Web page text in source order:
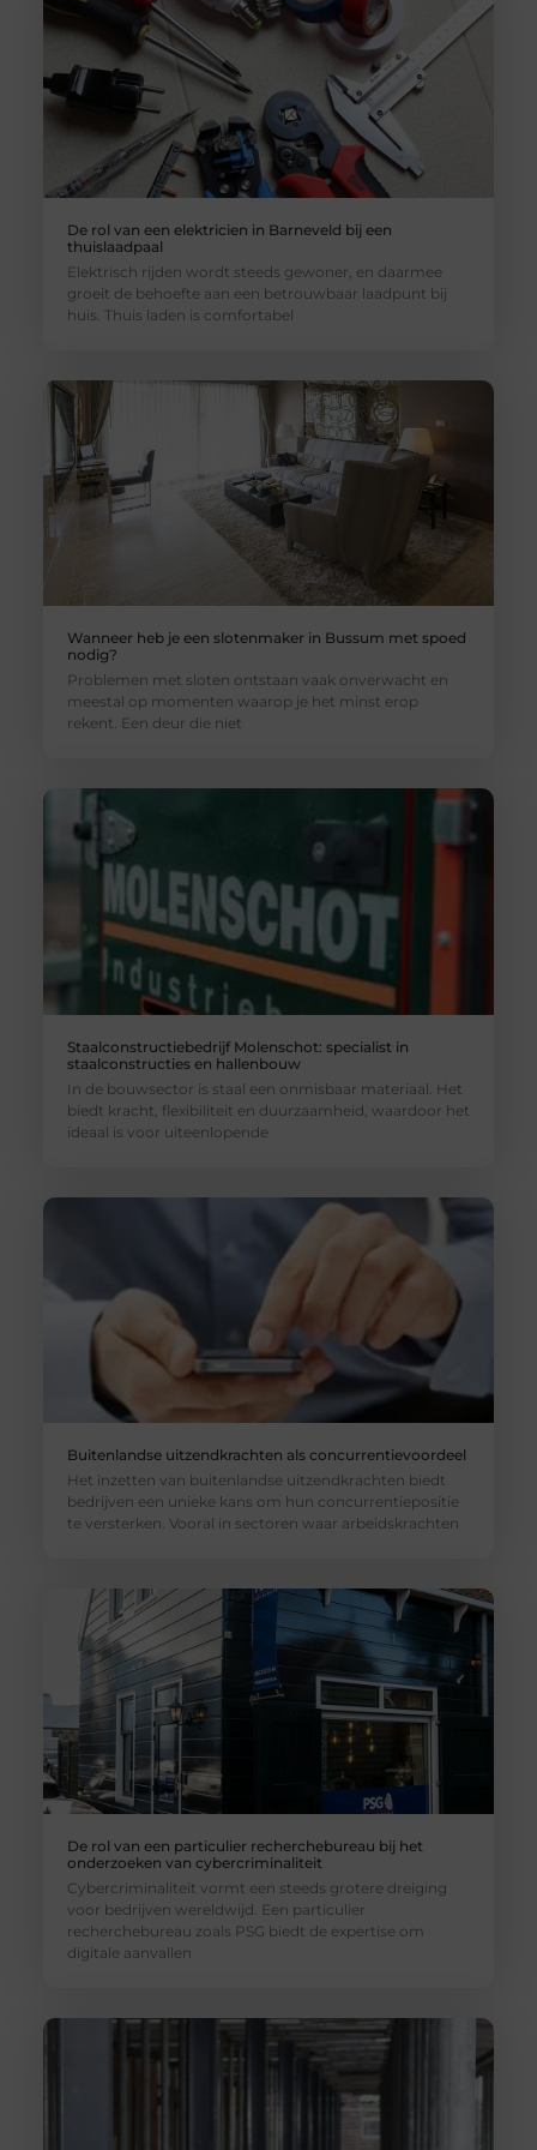
De rol van een elektricien in Barneveld bij een
thuislaadpaal
Elektrisch rijden wordt steeds gewoner, en daarmee
groeit de behoefte aan een betrouwbaar laadpunt bij
huis. Thuis laden is comfortabel
Wanneer heb je een slotenmaker in Bussum met spoed
nodig?
Problemen met sloten ontstaan vaak onverwacht en
meestal op momenten waarop je het minst erop
rekent. Een deur die niet
Staalconstructiebedrijf Molenschot: specialist in
staalconstructies en hallenbouw
In de bouwsector is staal een onmisbaar materiaal. Het
biedt kracht, flexibiliteit en duurzaamheid, waardoor het
ideaal is voor uiteenlopende
Buitenlandse uitzendkrachten als concurrentievoordeel
Het inzetten van buitenlandse uitzendkrachten biedt
bedrijven een unieke kans om hun concurrentiepositie
te versterken. Vooral in sectoren waar arbeidskrachten
De rol van een particulier recherchebureau bij het
onderzoeken van cybercriminaliteit
Cybercriminaliteit vormt een steeds grotere dreiging
voor bedrijven wereldwijd. Een particulier
recherchebureau zoals PSG biedt de expertise om
digitale aanvallen